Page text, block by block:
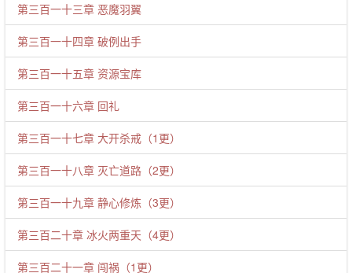
第三百一十三章 恶魔羽翼
第三百一十四章 破例出手
第三百一十五章 资源宝库
第三百一十六章 回礼
第三百一十七章 大开杀戒（1更）
第三百一十八章 灭亡道路（2更）
第三百一十九章 静心修炼（3更）
第三百二十章 冰火两重天（4更）
第三百二十一章 闯祸（1更）